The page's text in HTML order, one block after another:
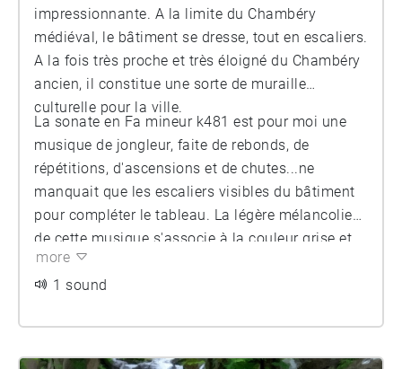
impressionnante. A la limite du Chambéry
médiéval, le bâtiment se dresse, tout en escaliers.
A la fois très proche et très éloigné du Chambéry
ancien, il constitue une sorte de muraille
culturelle pour la ville.
La sonate en Fa mineur k481 est pour moi une
musique de jongleur, faite de rebonds, de
répétitions, d'ascensions et de chutes...ne
manquait que les escaliers visibles du bâtiment
pour compléter le tableau. La légère mélancolie
de cette musique s'associe à la couleur grise et
pourtant lumineuse du béton.
more
1 sound